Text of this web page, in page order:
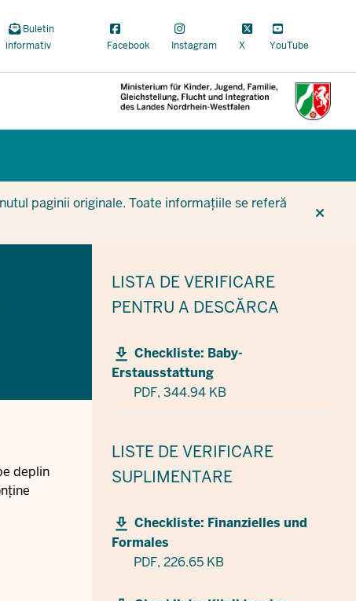
Buletin
informativ
Facebook Instagram X YouTube
paginii originale. Toate informațiile se referă
deplin
LISTA DE VERIFICARE
PENTRU A DESCĂRCA
Checkliste: Baby-
Erstausstattung
PDF, 344.94 KB
LISTE DE VERIFICARE
SUPLIMENTARE
Checkliste: Finanzielles und
Formales
PDF, 226.65 KB